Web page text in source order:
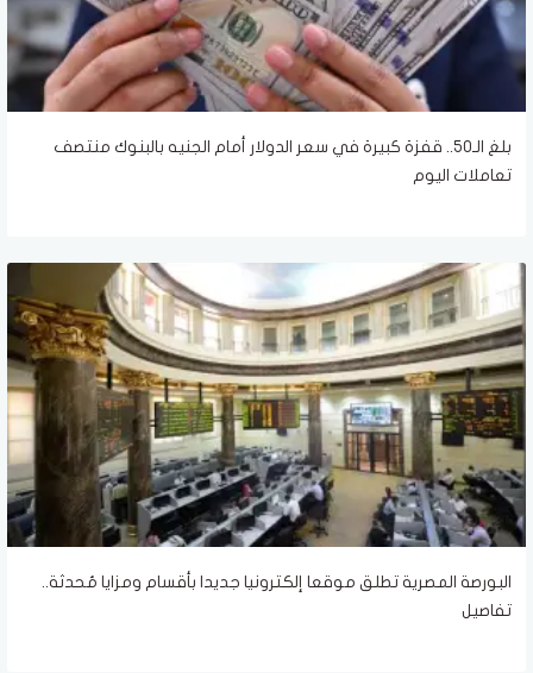
بلغ الـ50.. قفزة كبيرة في سعر الدولار أمام الجنيه بالبنوك منتصف
تعاملات اليوم
البورصة المصرية تطلق موقعا إلكترونيا جديدا بأقسام ومزايا مُحدثة..
تفاصيل